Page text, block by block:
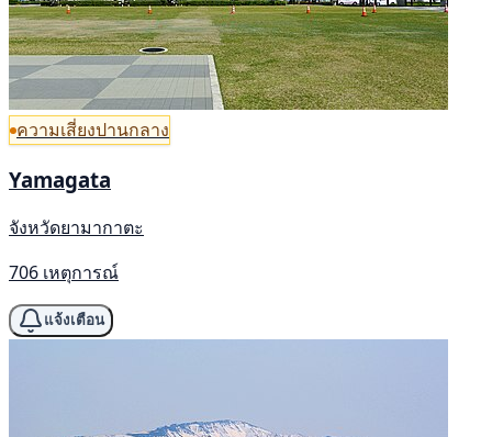
ความเสี่ยงปานกลาง
Yamagata
จังหวัดยามากาตะ
706 เหตุการณ์
แจ้งเตือน